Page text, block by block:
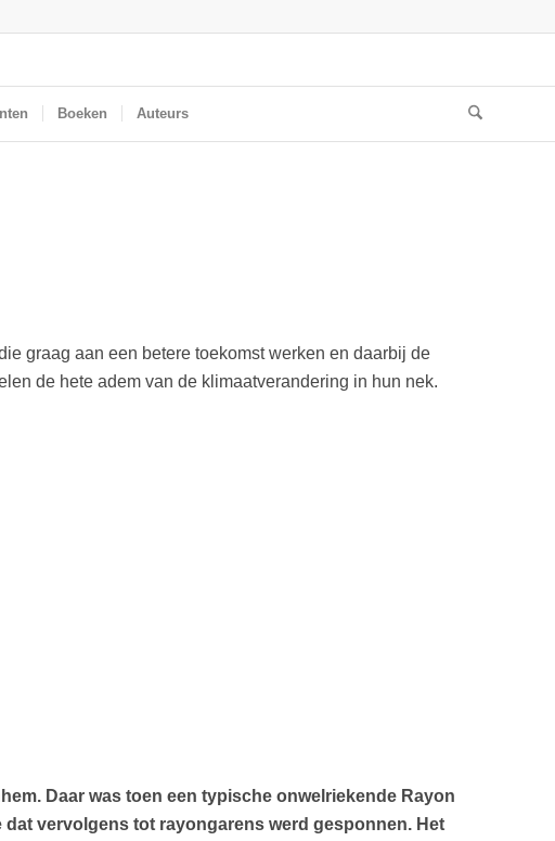
Boeken Auteurs
graag aan een betere toekomst werken en daarbij de
de hete adem van de klimaatverandering in hun nek.
Daar was toen een typische onwelriekende Rayon
vervolgens tot rayongarens werd gesponnen. Het